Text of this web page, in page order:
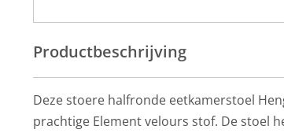
Productbeschrijving
Deze stoere halfronde eetkamerstoel
prachtige Element velours stof. De stoel